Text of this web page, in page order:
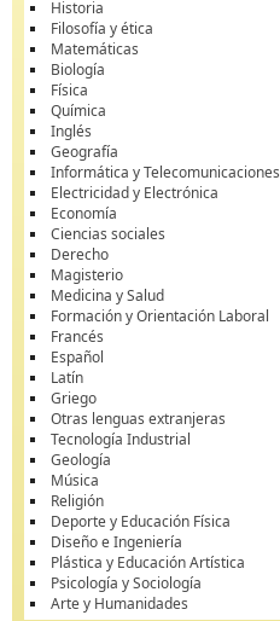
Historia
Filosofía y ética
Matemáticas
Biología
Física
Química
Inglés
Geografía
Informática y Telecomunicaciones
Electricidad y Electrónica
Economía
Ciencias sociales
Derecho
Magisterio
Medicina y Salud
Formación y Orientación Laboral
Francés
Español
Latín
Griego
Otras lenguas extranjeras
Tecnología Industrial
Geología
Música
Religión
Deporte y Educación Física
Diseño e Ingeniería
Plástica y Educación Artística
Psicología y Sociología
Arte y Humanidades